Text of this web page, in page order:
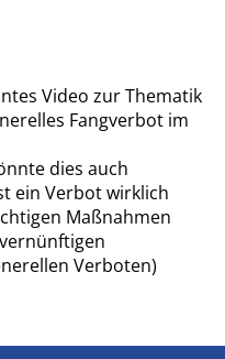
Video zur Thematik
Fangverbot im
dies auch
ein Verbot wirklich
Maßnahmen
Verboten)